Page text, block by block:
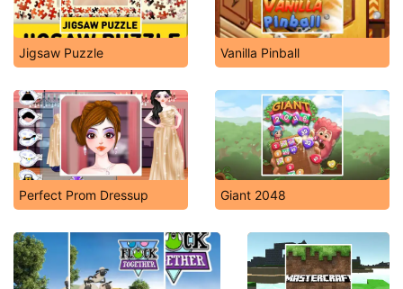
Jigsaw Puzzle Vanilla Pinball
Perfect Prom Dressup Giant 2048